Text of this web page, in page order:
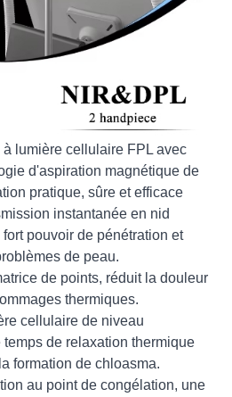
lumière cellulaire FPL avec
d'aspiration magnétique de
pratique, sûre et efficace
instantanée en nid
pouvoir de pénétration et
de peau.
de points, réduit la douleur
thermiques.
cellulaire de niveau
de relaxation thermique
formation de chloasma.
au point de congélation, une